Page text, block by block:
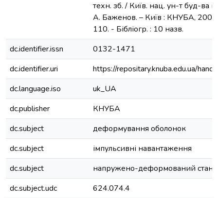
техн. зб. / Київ. нац. ун-т буд-ва і
А. Баженов. – Київ : КНУБА,
110. - Бібліогр. : 10 назв.
dc.identifier.issn
0132-1471
dc.identifier.uri
https://repositary.knuba.edu.ua/
dc.language.iso
uk_UA
dc.publisher
КНУБА
dc.subject
деформування оболонок
dc.subject
імпульсивні навантаження
dc.subject
напружено-деформований стан
dc.subject.udc
624.074.4